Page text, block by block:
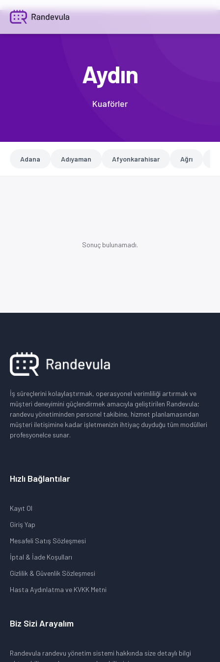
Aydın
Kuaförler
Adana Adıyaman Afyonkarahisar Ağrı
Sonuç bulunamadı.
İş süreçlerini kolaylaştırmak, operasyonel verimliliği artırmak ve
müşteri deneyimini güçlendirmek amacıyla geliştirilen Randevula;
randevu yönetiminden personel takibine, hizmet planlamasından
müşteri iletişimine kadar işletmenizin ihtiyaç duyduğu tüm modülleri
profesyonelce sunar.
Hızlı Bağlantılar
Kayıt Ol
Giriş Yap
Mesafeli Satış Sözleşmesi
İptal & İade Koşulları
Gizlilik & Güvenlik Sözleşmesi
Hasta Aydınlatma ve KVKK Metni
Biz Sizi Arayalım
Randevula randevu yönetim sistemi hakkında size detaylı bilgi